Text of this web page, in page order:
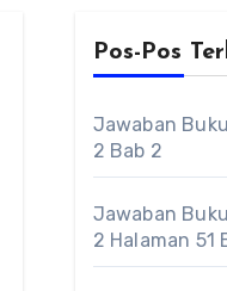
Pos-Pos
Jawaban
2 Bab 2
Jawaban
2 Halaman 51